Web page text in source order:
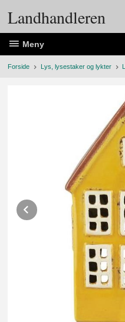
Landhandleren
Meny
Forside Lys, lysestaker og lykter
Prev